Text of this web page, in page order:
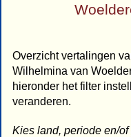
Overzicht vertalingen
Wilhelmina van
hieronder het filter
veranderen.
Kies land, periode en/of